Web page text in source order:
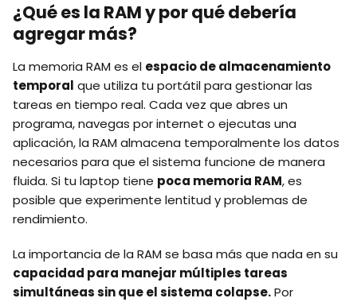
¿Qué es la RAM y por qué debería
agregar más?
La memoria RAM es el espacio de almacenamiento
temporal que utiliza tu portátil para gestionar las
tareas en tiempo real. Cada vez que abres un
programa, navegas por internet o ejecutas una
aplicación, la RAM almacena temporalmente los datos
necesarios para que el sistema funcione de manera
fluida. Si tu laptop tiene poca memoria RAM, es
posible que experimente lentitud y problemas de
rendimiento.
La importancia de la RAM se basa más que nada en su
capacidad para manejar múltiples tareas
simultáneas sin que el sistema colapse.Por